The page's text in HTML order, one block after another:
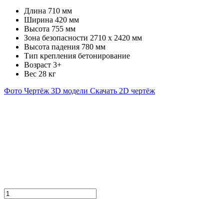
Длина 710 мм
Ширина 420 мм
Высота 755 мм
Зона безопасности 2710 х 2420 мм
Высота падения 780 мм
Тип крепления бетонирование
Возраст 3+
Вес 28 кг
Фото Чертёж 3D модели Скачать 2D чертёж